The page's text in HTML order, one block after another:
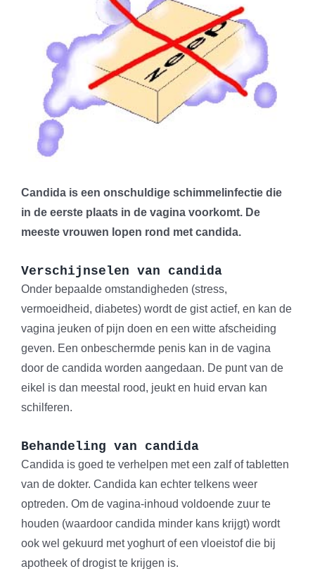
Candida is een onschuldige schimmelinfectie die
in de eerste plaats in de vagina voorkomt. De
meeste vrouwen lopen rond met candida.
Verschijnselen van candida
Onder bepaalde omstandigheden (stress,
vermoeidheid, diabetes) wordt de gist actief, en kan de
vagina jeuken of pijn doen en een witte afscheiding
geven. Een onbeschermde penis kan in de vagina
door de candida worden aangedaan. De punt van de
eikel is dan meestal rood, jeukt en huid ervan kan
schilferen.
Behandeling van candida
Candida is goed te verhelpen met een zalf of tabletten
van de dokter. Candida kan echter telkens weer
optreden. Om de vagina-inhoud voldoende zuur te
houden (waardoor candida minder kans krijgt) wordt
ook wel gekuurd met yoghurt of een vloeistof die bij
apotheek of drogist te krijgen is.